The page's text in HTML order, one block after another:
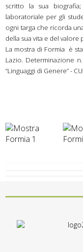
scritto la sua
laboratoriale per gli
ogni targa che ricorda
della sua vita e del
La mostra di Formia è
Lazio. Determinazione
“Linguaggi di Genere” -